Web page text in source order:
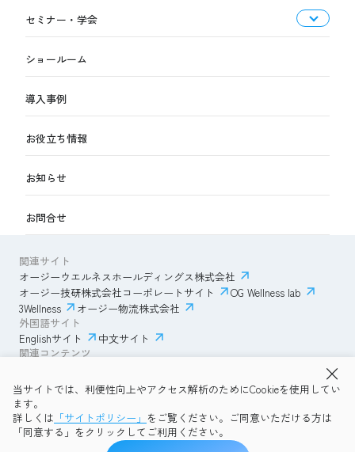
当サイトでは、利便性向上やアクセス解析のためにCookieを使用してい
ます。
詳しくは 「サイトポリシー」 をご覧ください。ご同意いただける方は
「同意する」をクリックしてご利用ください。
セミナー・学会
ショールーム
導入事例
お役立ち情報
お知らせ
お問合せ
関連サイト
オージーウエルネスホールディングス株式会社
オージー技研株式会社コーポレートサイト
OG Wellness lab
3Wellness
オージー物流株式会社
外国語サイト
Englishサイト
中文サイト
関連コンテンツ
透明性ガイドライン
プライバシーポリシー
OG Wellness会員規約
コミュニティガイドライン
サイトマップ
Copyright © 2026 OG Wellness Co., Ltd. All rights reserved.